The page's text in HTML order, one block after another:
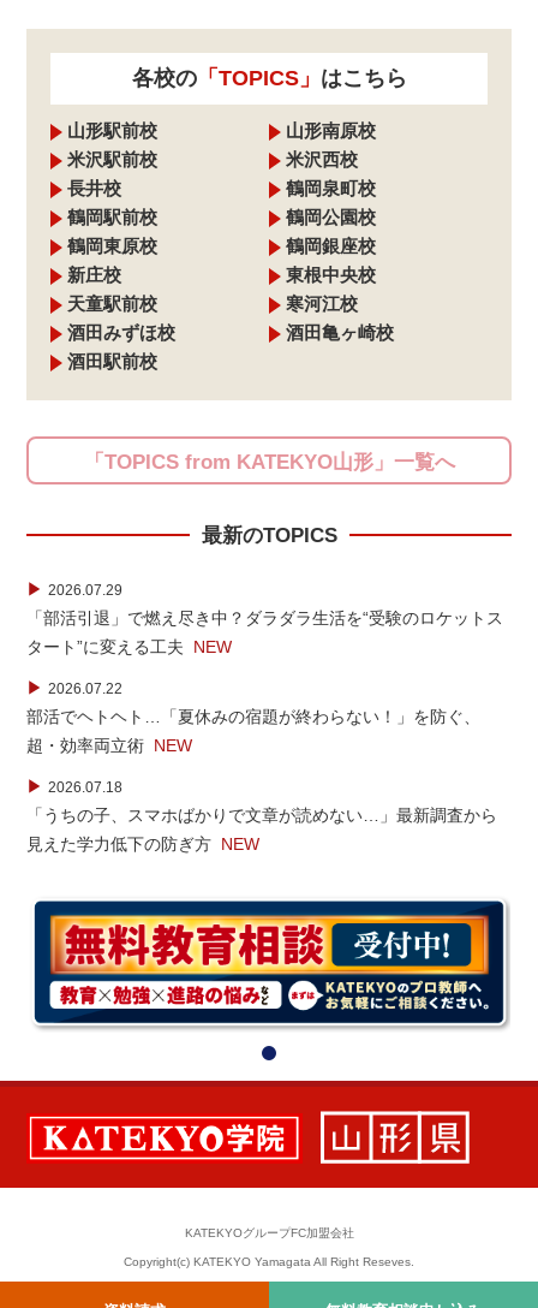
各校の「TOPICS」 はこちら
山形駅前校
山形南原校
米沢駅前校
米沢西校
長井校
鶴岡泉町校
鶴岡駅前校
鶴岡公園校
鶴岡東原校
鶴岡銀座校
新庄校
東根中央校
天童駅前校
寒河江校
酒田みずほ校
酒田亀ヶ崎校
酒田駅前校
「TOPICS from KATEKYO山形」一覧へ
最新のTOPICS
▶ 2026.07.29
「部活引退」で燃え尽き中？ダラダラ生活を“受験のロケットス
タート”に変える工夫 NEW
▶ 2026.07.22
部活でヘトヘト…「夏休みの宿題が終わらない！」を防ぐ、
超・効率両立術 NEW
▶ 2026.07.18
「うちの子、スマホばかりで文章が読めない…」最新調査から
見えた学力低下の防ぎ方 NEW
KATEKYOグループFC加盟会社
Copyright(c) KATEKYO Yamagata All Right Reseves.